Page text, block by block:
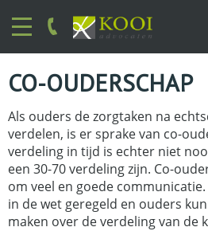
CO-OUDERSCHAP
Als ouders de zorgtaken na
verdelen, is er sprake van co-
verdeling in tijd is echter niet
een 30-70 verdeling zijn. Co-
om veel en goede
in de wet geregeld en ouders
maken over de verdeling van de